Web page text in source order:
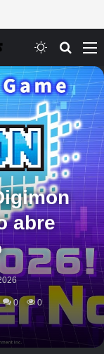
Switch skin
abre
0 0